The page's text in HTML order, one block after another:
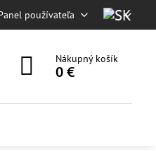
používateľa
Nákupný košík
0 €